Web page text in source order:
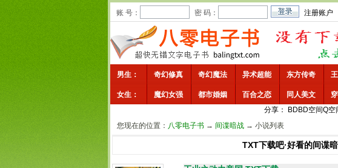
账 号： 密 码： 注册账户
男生： 奇幻修真 奇幻魔法 异术超能 东方传奇
女生： 魔幻女强 都市婚姻 百合之恋 同人美文
分享：
BD BD空间Q空
您现在的位置： 八零电子书 → 间谍暗战 → 小说列表
TXT下载吧·好看的间谍